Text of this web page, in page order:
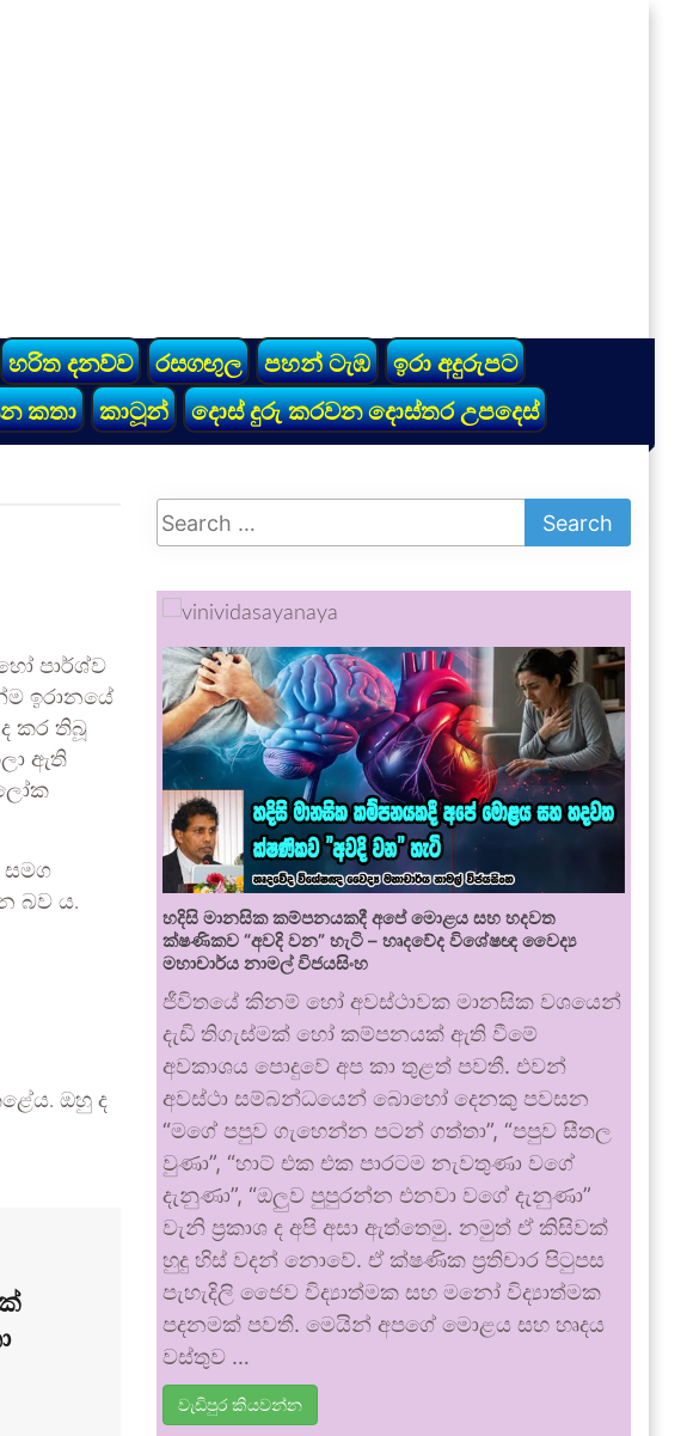
හරිත දනව්ව රසගඟුල පහන් ටැඹ
ඉරා අදුරුපට
කතා කාටූන් දොස් දුරු කරවන දොස්තර උපදෙස්
පාර්ශ්ව
ඉරානයේ
කර තිබූ
ඇති
ලෝක
සමග
බව ය.
ඔහු ද
හදිසි මානසික කම්පනයකදී අපේ මොළය සහ හදවත
ක්ෂණිකව “අවදි වන” හැටි – හෘදවේද විශේෂඥ වෛද්‍ය
මහාචාර්ය නාමල් විජයසිංහ
ජීවිතයේ කිනම් හෝ අවස්ථාවක මානසික වශයෙන්
දැඩි තිගැස්මක් හෝ කම්පනයක් ඇති වීමේ
අවකාශය පොදුවේ අප කා තුළත් පවතී. එවන්
අවස්ථා සම්බන්ධයෙන් බොහෝ දෙනකු පවසන
“මගේ පපුව ගැහෙන්න පටන් ගත්තා”, “පපුව සීතල
වුණා”, “හාට් එක එක පාරටම නැවතුණා වගේ
දැනුණා”, “ඔලුව පුපුරන්න එනවා වගේ දැනුණා”
වැනි ප්‍රකාශ ද අපි අසා ඇත්තෙමු. නමුත් ඒ කිසිවක්
හුදු හිස් වදන් නොවේ. ඒ ක්ෂණික ප්‍රතිචාර පිටුපස
පැහැදිලි ජෛව විද්‍යාත්මක සහ මනෝ විද්‍යාත්මක
පදනමක් පවතී. මෙයින් අපගේ මොළය සහ හෘදය
වස්තුව …
වැඩිපුර කියවන්න